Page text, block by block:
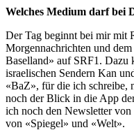
Welches Medium darf bei
Der Tag beginnt bei mir mit
Morgennachrichten und
Baselland» auf SRF1. Dazu
israelischen Sendern Kan
«BaZ», für die ich schreibe,
noch der Blick in die App
ich noch den Newsletter
von «Spiegel» und «Welt».